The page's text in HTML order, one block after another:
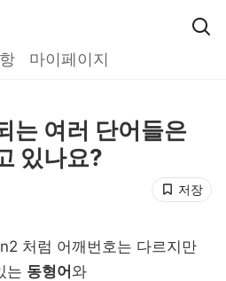
마이페이지
는 여러 단어들은
있나요?
저장
처럼 어깨번호는 다르지만
는 동형어 와